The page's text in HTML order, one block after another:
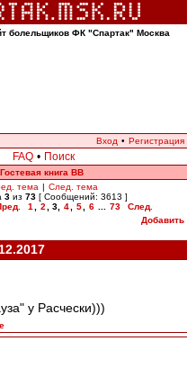
болельщиков ФК "Спартак" Москва
Вход • Регистрация
FAQ • Поиск
Гостевая книга ВВ
тема | След. тема
3 из 73 [ Сообщений: 3613 ]
1 2 3, 4 5 6 73
След.
Добавить
у Расчески)))